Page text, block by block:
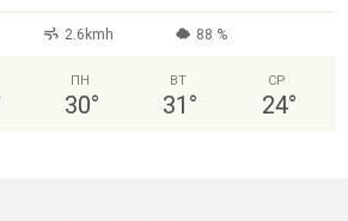
2.6kmh 88 %
ПН
30°
ВТ
31 °
СР
24°